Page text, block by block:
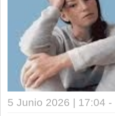
5 Junio 2026 | 17:04 -